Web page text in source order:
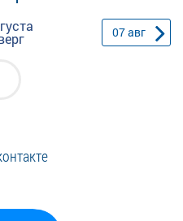
07авг